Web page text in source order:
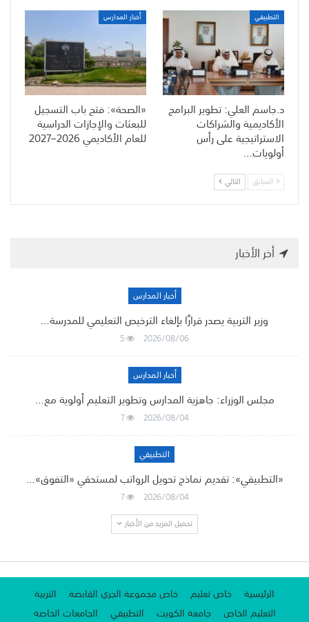
التطبيقي
د.جاسم العلي: تطوير البرامج
الأكاديمية والشراكات
الاستراتيجية على رأس
أولويات…
أخبار المدارس
«الصحة»: فتح باب التسجيل
للبعثات والإجازات الدراسية
للعام الأكاديمي 2026–2027
السابق التالي
أخر الأخبار
أخبار المدارس
وزير التربية يصدر قرارًا بإلغاء الترخيص التعليمي للمدرسة…
2026/08/06
5
أخبار المدارس
مجلس الوزراء: جاهزية المدارس وتطوير التعليم أولوية مع…
2026/08/04
7
التطبيقي
«التطبيقي»: تقديم نماذج تحويل الرواتب لمستحقي «التفوق»…
2026/08/04
7
تحميل المزيد من الأخبار
الرئيسية خاص تعليم خاص مجموعة الجري القابضة
التربية
التعليم الخاص
جامعة الكويت التطبيقي الجامعات الخاصة